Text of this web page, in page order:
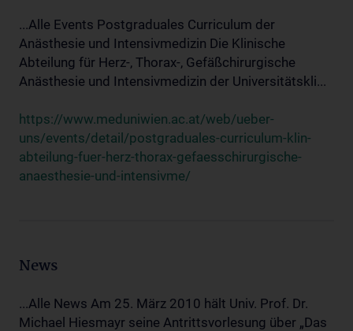
...Alle Events Postgraduales Curriculum der
Anästhesie und Intensivmedizin Die Klinische
Abteilung für Herz-, Thorax-, Gefäßchirurgische
Anästhesie und Intensivmedizin der Universitätskli...
https://www.meduniwien.ac.at/web/ueber-
uns/events/detail/postgraduales-curriculum-klin-
abteilung-fuer-herz-thorax-gefaesschirurgische-
anaesthesie-und-intensivme/
News
...Alle News Am 25. März 2010 hält Univ. Prof. Dr.
Michael Hiesmayr seine Antrittsvorlesung über „Das